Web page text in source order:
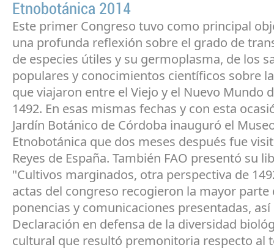
Etnobotánica 2014
Este primer Congreso tuvo como principal
una profunda reflexión sobre el grado de
de especies útiles y su germoplasma, de los
populares y conocimientos científicos sobre
que viajaron entre el Viejo y el Nuevo Mundo
1492. En esas mismas fechas y con esta
Jardín Botánico de Córdoba inauguró el
Etnobotánica que dos meses después fue
Reyes de España. También FAO presentó su
"Cultivos marginados, otra perspectiva de
actas del congreso recogieron la mayor parte
ponencias y comunicaciones presentadas,
Declaración en defensa de la diversidad
cultural que resultó premonitoria respecto al